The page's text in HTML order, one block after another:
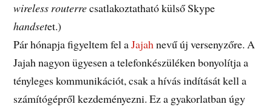
wireless routerrecsatlakoztatható külső Skype
handsetet.)
Pár hónapja figyeltem fel aJajahnevű új versenyzőre. A
Jajah nagyon ügyesen a telefonkészüléken bonyolítja a
tényleges kommunikációt, csak a hívás indítását kell a
számítógépről kezdeményezni. Ez a gyakorlatban úgy